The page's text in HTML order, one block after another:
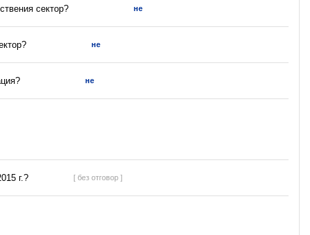
сектор? не
не
не
г.? [ без отговор ]